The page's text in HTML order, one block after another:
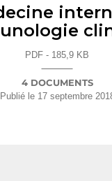
PDF - 185,9 KB
4 DOCUMENTS
Publié le17 septembre